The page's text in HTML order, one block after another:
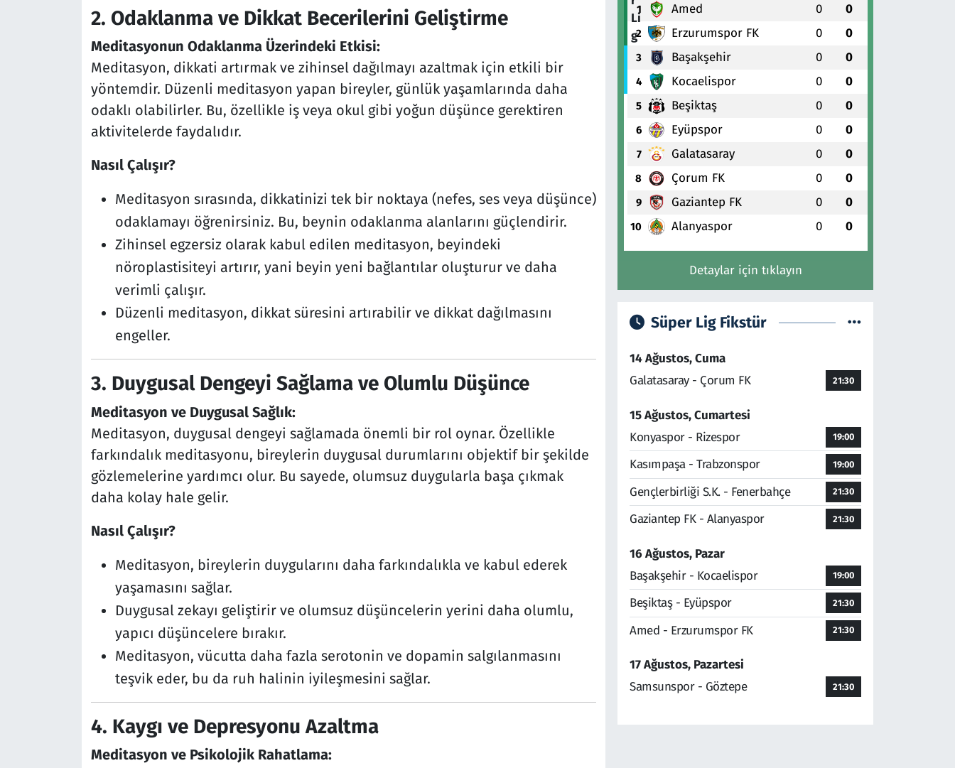
2. Odaklanma ve Dikkat Becerilerini Geliştirme
Meditasyonun Odaklanma Üzerindeki Etkisi:
Meditasyon, dikkati artırmak ve zihinsel dağılmayı azaltmak için etkili bir
yöntemdir. Düzenli meditasyon yapan bireyler, günlük yaşamlarında daha
odaklı olabilirler. Bu, özellikle iş veya okul gibi yoğun düşünce gerektiren
aktivitelerde faydalıdır.
Nasıl Çalışır?
Meditasyon sırasında, dikkatinizi tek bir noktaya (nefes, ses veya düşünce)
odaklamayı öğrenirsiniz. Bu, beynin odaklanma alanlarını güçlendirir.
Zihinsel egzersiz olarak kabul edilen meditasyon, beyindeki
nöroplastisiteyi artırır, yani beyin yeni bağlantılar oluşturur ve daha
verimli çalışır.
Düzenli meditasyon, dikkat süresini artırabilir ve dikkat dağılmasını
engeller.
3. Duygusal Dengeyi Sağlama ve Olumlu Düşünce
Meditasyon ve Duygusal Sağlık:
Meditasyon, duygusal dengeyi sağlamada önemli bir rol oynar. Özellikle
farkındalık meditasyonu, bireylerin duygusal durumlarını objektif bir şekilde
gözlemelerine yardımcı olur. Bu sayede, olumsuz duygularla başa çıkmak
daha kolay hale gelir.
Nasıl Çalışır?
Meditasyon, bireylerin duygularını daha farkındalıkla ve kabul ederek
yaşamasını sağlar.
Duygusal zekayı geliştirir ve olumsuz düşüncelerin yerini daha olumlu,
yapıcı düşüncelere bırakır.
Meditasyon, vücutta daha fazla serotonin ve dopamin salgılanmasını
teşvik eder, bu da ruh halinin iyileşmesini sağlar.
4. Kaygı ve Depresyonu Azaltma
Meditasyon ve Psikolojik Rahatlama:
1 Amed 0 0
2 Erzurumspor FK 0 0
3 Başakşehir 0 0
4 Kocaelispor 0 0
5 Beşiktaş 0 0
6 Eyüpspor 0 0
7 Galatasaray 0 0
8 Çorum FK 0 0
9 Gaziantep FK 0 0
10 Alanyaspor 0 0
Detaylar için tıklayın
Süper Lig Fikstür
14 Ağustos, Cuma
Galatasaray - Çorum FK
21:30
15 Ağustos, Cumartesi
Konyaspor - Rizespor
19:00
Kasımpaşa - Trabzonspor 19:00
Gençlerbirliği S.K. - Fenerbahçe 21:30
Gaziantep FK - Alanyaspor 21:30
16 Ağustos, Pazar
Başakşehir - Kocaelispor
19:00
Beşiktaş - Eyüpspor 21:30
Amed - Erzurumspor FK 21:30
17 Ağustos, Pazartesi
Samsunspor - Göztepe
21:30